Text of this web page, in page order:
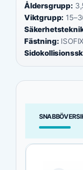
Åldersgrupp:
Viktgrupp:
Fästning: